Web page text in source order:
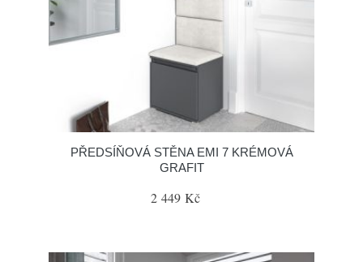
PŘEDSÍŇOVÁ STĚNA EMI 7 KRÉMOVÁ
GRAFIT
2 449 Kč